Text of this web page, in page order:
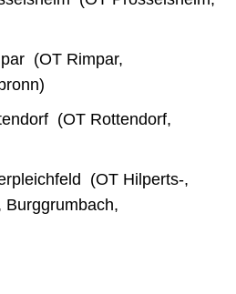
(OT Rimpar,
(OT Rottendorf,
(OT Hilperts-,
Burggrumbach,